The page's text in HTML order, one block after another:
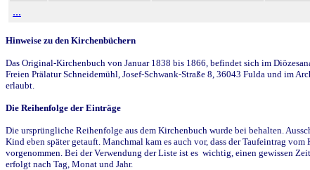
...
Hinweise zu den Kirchenbüchern
Das Original-Kirchenbuch von Januar 1838 bis 1866, befindet sich im
Freien Prälatur Schneidemühl, Josef-Schwank-Straße 8, 36043 Fulda und im
erlaubt.
Die Reihenfolge der Einträge
Die ursprüngliche Reihenfolge aus dem Kirchenbuch wurde bei behalten.
Kind eben später getauft. Manchmal kam es auch vor, dass der Taufeintrag
vorgenommen. Bei der Verwendung der Liste ist es wichtig, einen gewissen
erfolgt nach Tag, Monat und Jahr.